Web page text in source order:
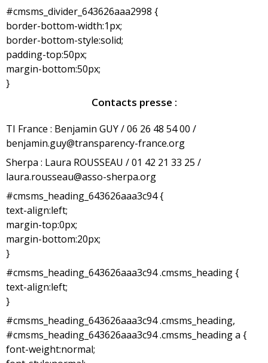
#cmsms_divider_643626aaa2998 {
border-bottom-width:1px;
border-bottom-style:solid;
padding-top:50px;
margin-bottom:50px;
}
Contacts presse :
TI France : Benjamin GUY / 06 26 48 54 00 /
benjamin.guy@transparency-france.org
Sherpa : Laura ROUSSEAU / 01 42 21 33 25 /
laura.rousseau@asso-sherpa.org
#cmsms_heading_643626aaa3c94 {
text-align:left;
margin-top:0px;
margin-bottom:20px;
}
#cmsms_heading_643626aaa3c94 .cmsms_heading {
text-align:left;
}
#cmsms_heading_643626aaa3c94 .cmsms_heading,
#cmsms_heading_643626aaa3c94 .cmsms_heading a {
font-weight:normal;